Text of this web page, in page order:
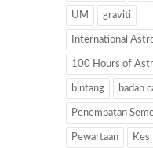
UM graviti
International
100 Hours of
bintang badan
Penempatan
Pewartaan Kes